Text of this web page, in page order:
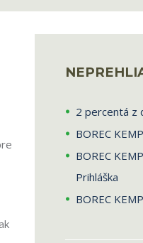
2 percentá z
BOREC
BOREC
Prihláška
BOREC